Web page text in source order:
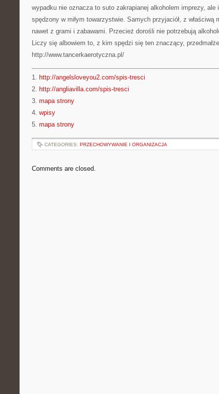
wypadku nie oznacza to suto zakrapianej alkoholem imprezy, ale
spędzony w miłym towarzystwie. Samych przyjaciół, z
nawet z grami i zabawami. Przecież dorośli nie potrzebują
Liczy się albowiem to, z kim spędzi się ten znaczący,
http://www.tancerkaerotyczna.pl/
1. http://angelsloveyou2.com/spis-tresci
2. http://angliavilla.com/spis-tresci
3. mapa strony
4. wpisy
5. mapa strony
CATEGORIES: PRZECHOWYWANIE I ORGANIZACJA
Comments are closed.